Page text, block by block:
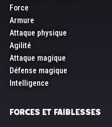
Force
Armure
Attaque physique
Agilité
Attaque magique
Défense magique
Intelligence
FORCES ET FAIBLESSES